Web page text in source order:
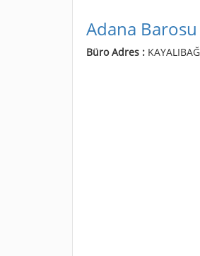
Adana Barosu
Büro Adres :